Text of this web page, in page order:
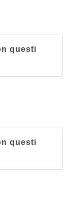
questi
questi